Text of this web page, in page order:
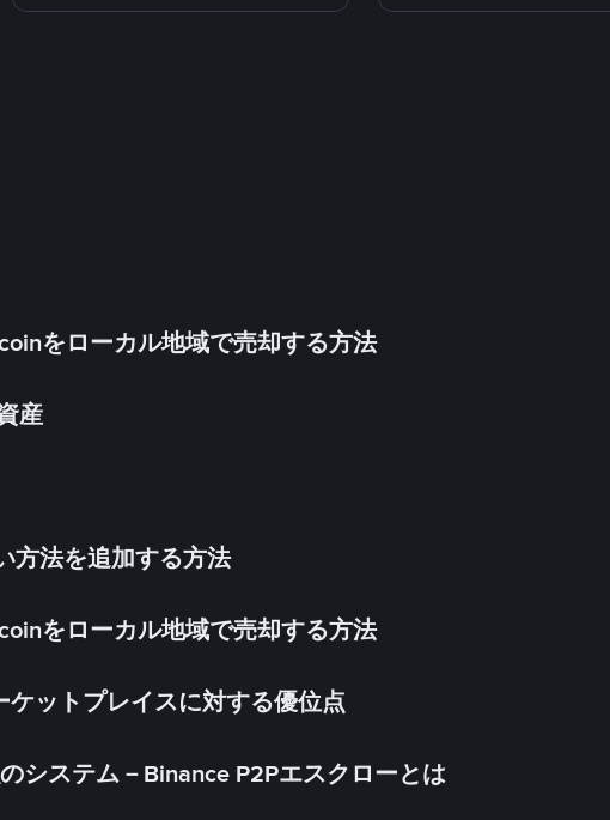
をローカル地域で売却する方法
産
方法を追加する方法
をローカル地域で売却する方法
ケットプレイスに対する優位点
システム－Binance P2Pエスクローとは